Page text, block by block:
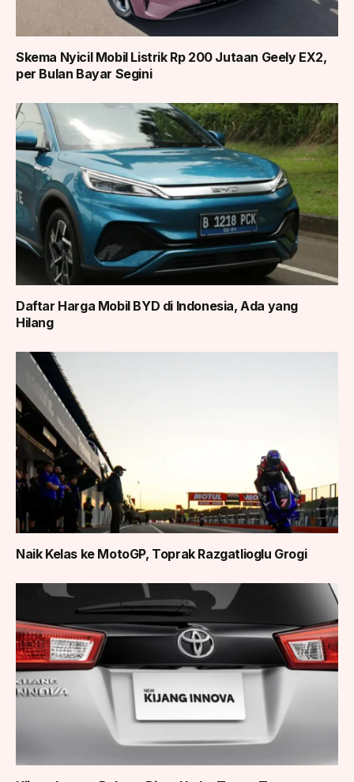
Skema Nyicil Mobil Listrik Rp 200 Jutaan Geely EX2,
per Bulan Bayar Segini
Daftar Harga Mobil BYD di Indonesia, Ada yang
Hilang
Naik Kelas ke MotoGP, Toprak Razgatlioglu Grogi